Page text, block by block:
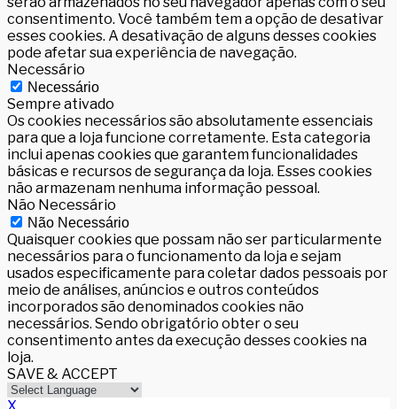
consentimento. Você também tem a opção de desativar
esses cookies. A desativação de alguns desses cookies
pode afetar sua experiência de navegação.
Necessário
Necessário
Sempre ativado
Os cookies necessários são absolutamente essenciais
para que a loja funcione corretamente. Esta categoria
inclui apenas cookies que garantem funcionalidades
básicas e recursos de segurança da loja. Esses cookies
não armazenam nenhuma informação pessoal.
Não Necessário
Não Necessário
Quaisquer cookies que possam não ser particularmente
necessários para o funcionamento da loja e sejam
usados especificamente para coletar dados pessoais por
meio de análises, anúncios e outros conteúdos
incorporados são denominados cookies não
necessários. Sendo obrigatório obter o seu
consentimento antes da execução desses cookies na
loja.
SAVE & ACCEPT